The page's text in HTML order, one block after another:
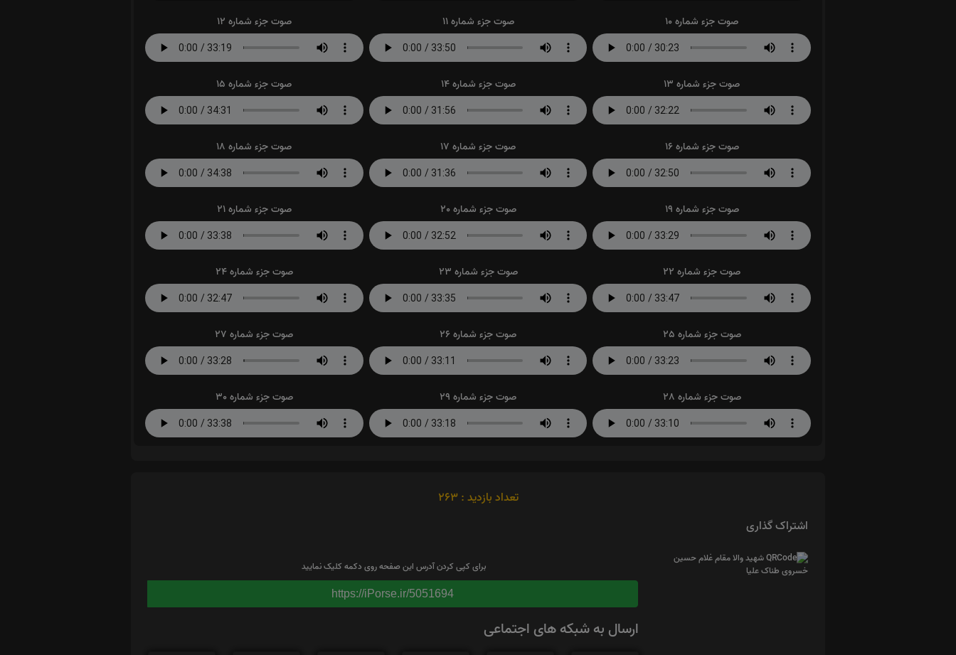
صوت جزء شماره 10 صوت جزء شماره 11 صوت جزء شماره 12
صوت جزء شماره 13 صوت جزء شماره 14 صوت جزء شماره 15
صوت جزء شماره 16 صوت جزء شماره 17 صوت جزء شماره 18
صوت جزء شماره 19 صوت جزء شماره 20 صوت جزء شماره 21
صوت جزء شماره 22 صوت جزء شماره 23 صوت جزء شماره 24
صوت جزء شماره 25 صوت جزء شماره 26 صوت جزء شماره 27
صوت جزء شماره 28 صوت جزء شماره 29 صوت جزء شماره 30
تعداد بازدید : 263
اشتراک گذاری
برای کپی کردن آدرس این صفحه روی دکمه کلیک نمایید
https://iPorse.ir/5051694
ارسال به شبکه های اجتماعی